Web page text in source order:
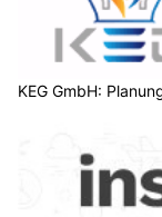
KEG GmbH: